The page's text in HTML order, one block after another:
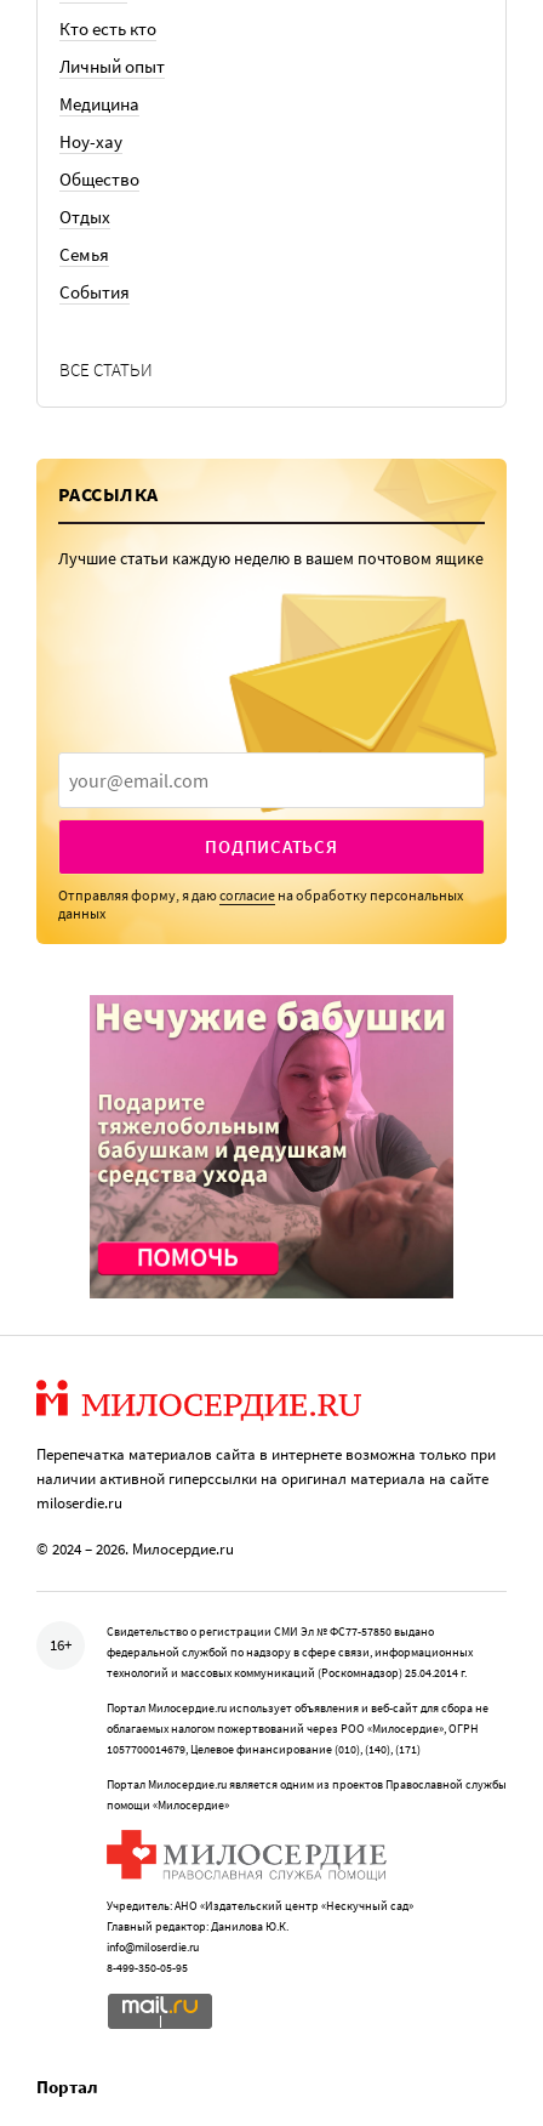
Кто есть кто
Личный опыт
Медицина
Ноу-хау
Общество
Отдых
Семья
События
ВСЕ СТАТЬИ
РАССЫЛКА
Лучшие статьи каждую неделю в вашем почтовом ящике
ПОДПИСАТЬСЯ
Отправляя форму, я даюсогласие на обработку персональных
данных
Перепечатка материалов сайта в интернете возможна только при
наличии активной гиперссылки на оригинал материала на сайте
miloserdie.ru
© 2024 – 2026. Милосердие.ru
16+
Свидетельство о регистрации СМИ Эл № ФС77-57850 выдано
федеральной службой по надзору в сфере связи, информационных
технологий и массовых коммуникаций (Роскомнадзор) 25.04.2014 г.
Портал Милосердие.ru использует объявления и веб-сайт для сбора не
облагаемых налогом пожертвований через РОО «Милосердие», ОГРН
1057700014679, Целевое финансирование (010), (140), (171)
Портал Милосердие.ru является одним из проектов Православной службы
помощи «Милосердие»
Учредитель: АНО «Издательский центр «Нескучный сад»
Главный редактор: Данилова Ю.К.
info@miloserdie.ru
8-499-350-05-95
Портал